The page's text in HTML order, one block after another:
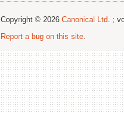
Copyright © 2026 Canonical Ltd. ;
Report a bug on this site.